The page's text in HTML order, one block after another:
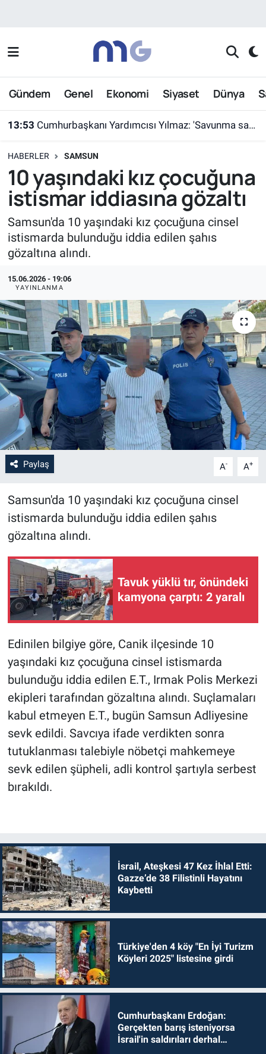
Gündem Genel Ekonomi Siyaset Dünya
13:53 Cumhurbaşkanı Yardımcısı Yılmaz: 'Savunma sanayiinde hedefimiz en kısa sürede ülkemizi ilk 10 ihracatçı ülke arasına sokmak'
HABERLER SAMSUN
10 yaşındaki kız çocuğuna
istismar iddiasına gözaltı
Samsun'da 10 yaşındaki kız çocuğuna cinsel
istismarda bulunduğu iddia edilen şahıs
gözaltına alındı.
15.06.2026 - 19:06
YAYINLANMA
Paylaş A- A+
Samsun'da 10 yaşındaki kız çocuğuna cinsel
istismarda bulunduğu iddia edilen şahıs
gözaltına alındı.
Tavuk yüklü tır, önündeki
kamyona çarptı: 2 yaralı
Edinilen bilgiye göre, Canik ilçesinde 10
yaşındaki kız çocuğuna cinsel istismarda
bulunduğu iddia edilen E.T., Irmak Polis Merkezi
ekipleri tarafından gözaltına alındı. Suçlamaları
kabul etmeyen E.T., bugün Samsun Adliyesine
sevk edildi. Savcıya ifade verdikten sonra
tutuklanması talebiyle nöbetçi mahkemeye
sevk edilen şüpheli, adli kontrol şartıyla serbest
bırakıldı.
İsrail, Ateşkesi 47 Kez İhlal Etti:
Gazze’de 38 Filistinli Hayatını
Kaybetti
Türkiye'den 4 köy "En İyi Turizm
Köyleri 2025" listesine girdi
Cumhurbaşkanı Erdoğan:
Gerçekten barış isteniyorsa
İsrail'in saldırıları derhal
Nöbetçi Eczaneler
Hava Durumu
Süper Lig Puan Durumu ve Fikstür
Tüm Manşetler
Son Dakika Haberleri
Haber Arşivi